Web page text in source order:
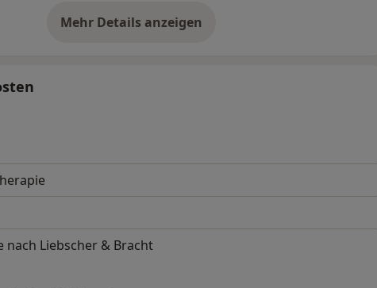
Mehr Details anzeigen
über Erfahrungen
nach Liebscher & Bracht